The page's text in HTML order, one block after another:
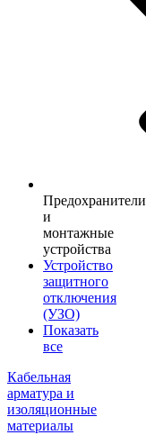
Предохранители
и
монтажные
устройства
Устройство
защитного
отключения
(УЗО)
Показать
все
Кабельная
арматура и
изоляционные
материалы